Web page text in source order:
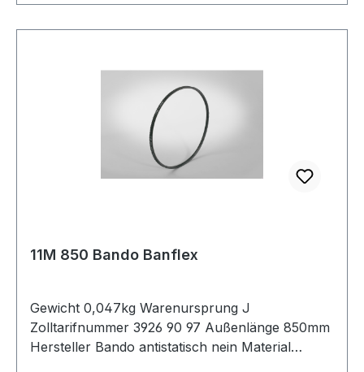
11M 850 Bando Banflex
Gewicht 0,047kg Warenursprung J
Zolltarifnummer 3926 90 97 Außenlänge 850mm
Hersteller Bando antistatisch nein Material